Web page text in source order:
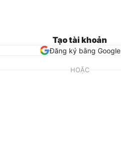
Tạo tài khoản
Đăng ký bằng Google
HOẶC